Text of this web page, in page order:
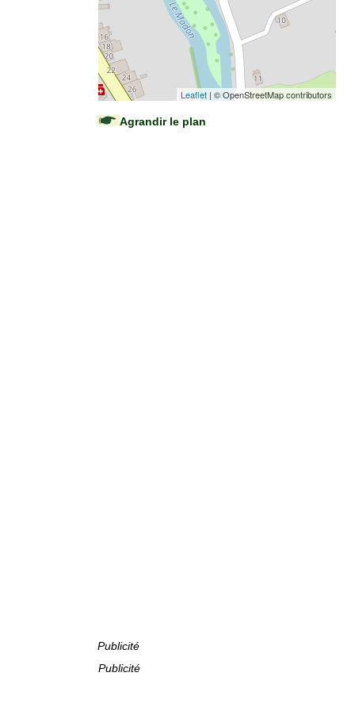
Leaflet | © OpenStreetMap contributors
Agrandir le plan
Publicité
Publicité